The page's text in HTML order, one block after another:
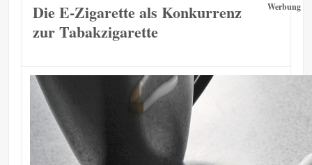
Die E-Zigarette als Konkurrenz
zur Tabakzigarette
Werbung